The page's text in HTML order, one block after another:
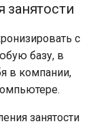
занятости
с
базу, в
в компании,
занятости